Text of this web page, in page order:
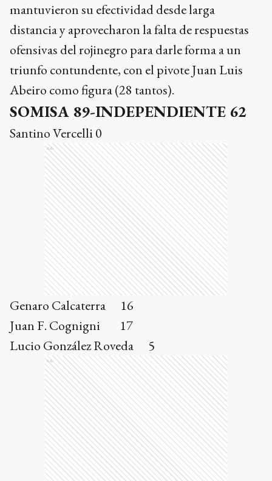
mantuvieron su efectividad desde larga
distancia y aprovecharon la falta de respuestas
ofensivas del rojinegro para darle forma a un
triunfo contundente, con el pivote Juan Luis
Abeiro como figura (28 tantos).
SOMISA 89-INDEPENDIENTE 62
Santino Vercelli 0
Ads
Genaro Calcaterra 16
Juan F. Cognigni 17
Lucio González Roveda 5
Ads